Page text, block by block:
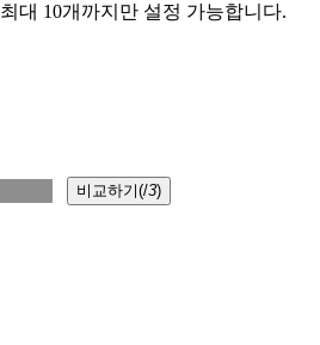
대 10개까지만 설정 가능합니다.
비교하기(/3)